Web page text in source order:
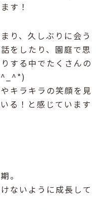
す！
り、久しぶりに会う
をしたり、園庭で思
する中でたくさんの
キラキラの笑顔を見
る！と感じています
。
ないように成長して